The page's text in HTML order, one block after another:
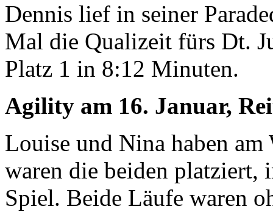
Dennis lief in seiner
Mal die Qualizeit fürs Dt.
Platz 1 in 8:12 Minuten.
Agility am 16. Januar,
Louise und Nina haben am
waren die beiden platziert,
Spiel. Beide Läufe waren